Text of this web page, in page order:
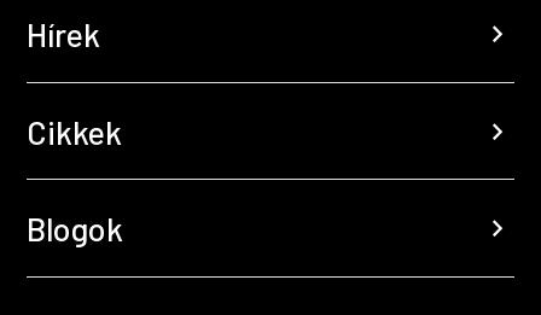
Hírek chevron_right
Cikkek chevron_right
Blogok chevron_right